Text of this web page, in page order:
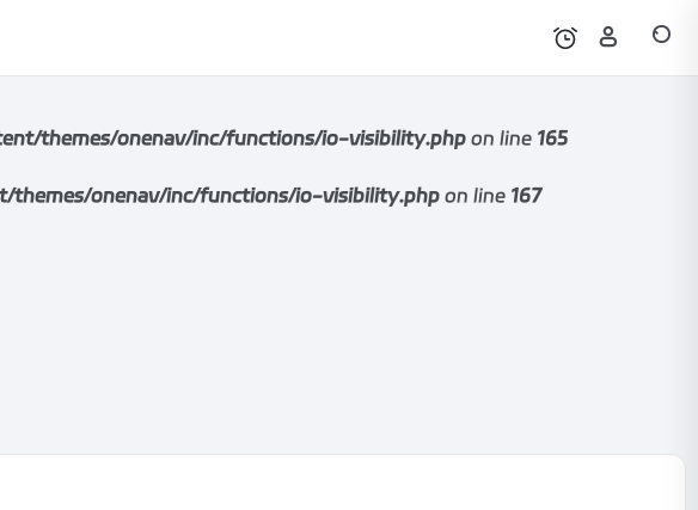
themes/onenav/inc/functions/io-visibility.php on line 165
onenav/inc/functions/io-visibility.php on line 167